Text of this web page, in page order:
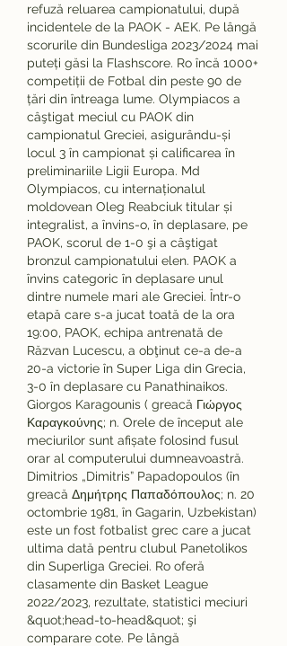
refuză reluarea campionatului, după
incidentele de la PAOK - AEK. Pe lângă
scorurile din Bundesliga 2023/2024 mai
puteți găsi la Flashscore. Ro încă 1000+
competiții de Fotbal din peste 90 de
țări din întreaga lume. Olympiacos a
câştigat meciul cu PAOK din
campionatul Greciei, asigurându-și
locul 3 în campionat și calificarea în
preliminariile Ligii Europa. Md
Olympiacos, cu internaționalul
moldovean Oleg Reabciuk titular și
integralist, a învins-o, în deplasare, pe
PAOK, scorul de 1-0 şi a câştigat
bronzul campionatului elen. PAOK a
învins categoric în deplasare unul
dintre numele mari ale Greciei. Într-o
etapă care s-a jucat toată de la ora
19:00, PAOK, echipa antrenată de
Răzvan Lucescu, a obţinut ce-a de-a
20-a victorie în Super Liga din Grecia,
3-0 în deplasare cu Panathinaikos.
Giorgos Karagounis ( greacă Γιώργος
Καραγκούνης; n. Orele de început ale
meciurilor sunt afișate folosind fusul
orar al computerului dumneavoastră.
Dimitrios „Dimitris” Papadopoulos (în
greacă Δημήτρης Παπαδόπουλος; n. 20
octombrie 1981, în Gagarin, Uzbekistan)
este un fost fotbalist grec care a jucat
ultima dată pentru clubul Panetolikos
din Superliga Greciei. Ro oferă
clasamente din Basket League
2022/2023, rezultate, statistici meciuri
&quot;head-to-head&quot; şi
comparare cote. Pe lângă